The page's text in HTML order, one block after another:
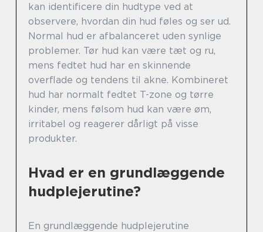
kan identificere din hudtype ved at
observere, hvordan din hud føles og ser ud.
Normal hud er afbalanceret uden synlige
problemer. Tør hud kan være tæt og ru,
mens fedtet hud har en skinnende
overflade og tendens til akne. Kombineret
hud har normalt fedtet T-zone og tørre
kinder, mens følsom hud kan være øm,
irritabel og reagerer dårligt på visse
produkter.
Hvad er en grundlæggende
hudplejerutine?
En grundlæggende hudplejerutine